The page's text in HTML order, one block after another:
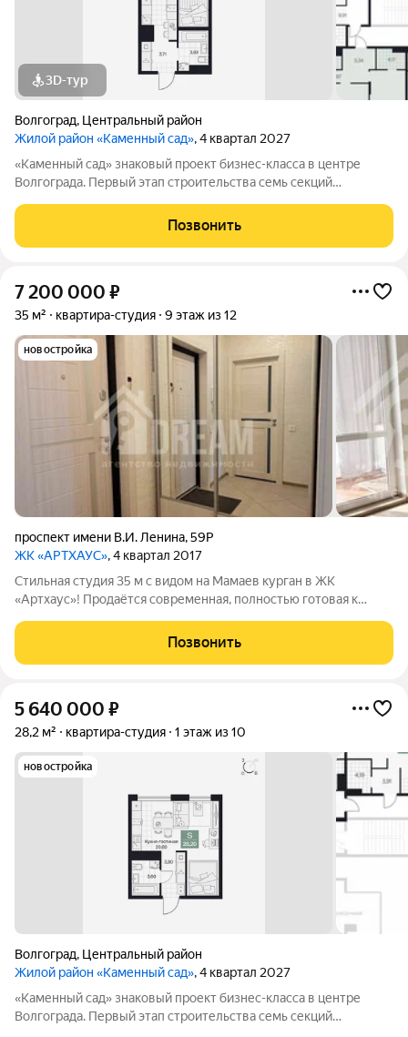
3D-тур
Волгоград, Центральный район
Жилой район «Каменный сад», 4 квартал 2027
«Каменный сад» знаковый проект бизнес-класса в центре
Волгограда. Первый этап строительства семь секций
внутренний приватный двор, свободный от машин. С верхних
этажей открываются панорамные
Позвонить
7 200 000 ₽
35 м² квартира-студия 9 этаж из 12
новостройка
проспект имени В.И. Ленина,59Р
ЖК «АРТХАУС», 4 квартал 2017
Стильная студия 35 м с видом на Мамаев курган в ЖК
«Артхаус»! Продаётся современная, полностью готовая к
Центральном районе. Идеальный вариант «под ключ» для
комфортной жизни или готовый
Позвонить
5 640 000 ₽
28,2 м² квартира-студия 1 этаж из 10
новостройка
Волгоград, Центральный район
Жилой район «Каменный сад», 4 квартал 2027
«Каменный сад» знаковый проект бизнес-класса в центре
Волгограда. Первый этап строительства семь секций